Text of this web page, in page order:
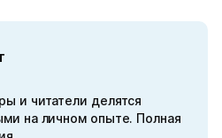
и читатели делятся
на личном опыте. Полная